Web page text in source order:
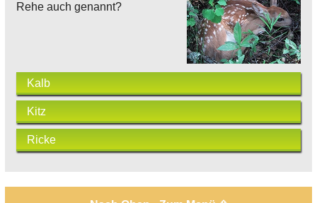
Rehe auch genannt?
Kalb
Kitz
Ricke